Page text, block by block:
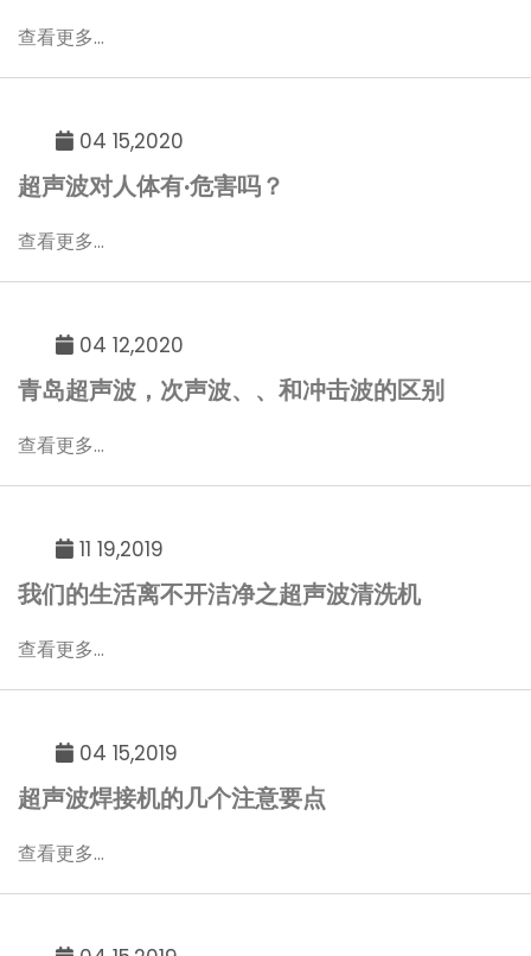
查看更多...
04 15,2020
超声波对人体有·危害吗？
查看更多...
04 12,2020
青岛超声波，次声波、、和冲击波的区别
查看更多...
11 19,2019
我们的生活离不开洁净之超声波清洗机
查看更多...
04 15,2019
超声波焊接机的几个注意要点
查看更多...